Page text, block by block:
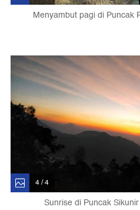
Menyambut pagi di Puncak
4 / 4
Sunrise di Puncak